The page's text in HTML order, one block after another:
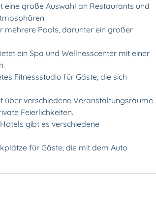
große Auswahl an Restaurants und
mehrere Pools, darunter ein großer
ein Spa und Wellnesscenter mit einer
Fitnessstudio für Gäste, die sich
verschiedene Veranstaltungsräume
Feierlichkeiten.
gibt es verschiedene
für Gäste, die mit dem Auto